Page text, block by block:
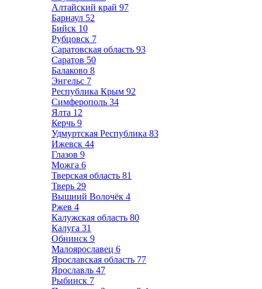
Алтайский край 97
Барнаул 52
Бийск 10
Рубцовск 7
Саратовская область 93
Саратов 50
Балаково 8
Энгельс 7
Республика Крым 92
Симферополь 34
Ялта 12
Керчь 9
Удмуртская Республика 83
Ижевск 44
Глазов 9
Можга 6
Тверская область 81
Тверь 29
Вышний Волочёк 4
Ржев 4
Калужская область 80
Калуга 31
Обнинск 9
Малоярославец 6
Ярославская область 77
Ярославль 47
Рыбинск 7